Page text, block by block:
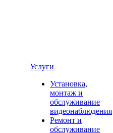
Услуги
Установка,
монтаж и
обслуживание
видеонаблюдения
Ремонт и
обслуживание